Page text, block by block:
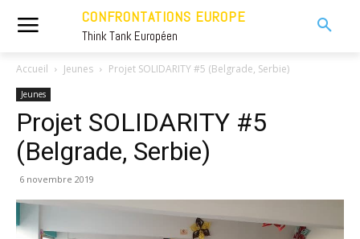
CONFRONTATIONS EUROPE
Think Tank Européen
Accueil Jeunes Projet SOLIDARITY #5 (Belgrade, Serbie)
Jeunes
Projet SOLIDARITY #5
(Belgrade, Serbie)
6 novembre 2019